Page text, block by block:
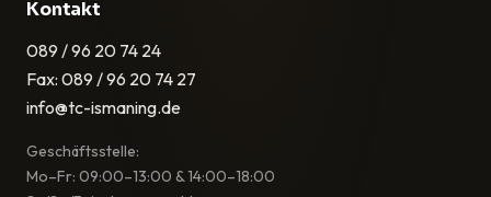
Kontakt
089 / 96 20 74 24
Fax: 089 / 96 20 74 27
info@tc-ismaning.de
Geschäftsstelle:
Mo–Fr: 09:00–13:00 & 14:00–18:00